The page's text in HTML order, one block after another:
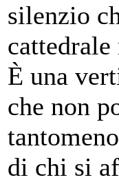
silenzio
È una
che non
di chi si